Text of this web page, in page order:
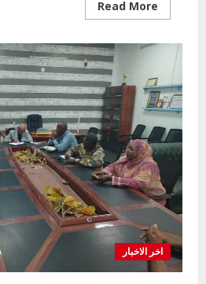
Read More
more
مدني
الكبرى
تحتفل
باليوم
العالمي
للبنت
اخر الاخبار
2
اخر الاخبار
التعليم الخاص
يعلن تخفيض
بنسبة15%
أغسطس 3, 2026
3
اخر الاخبار
وزير التربية
تأهيل معلمي مادة
ودمدني الكبرى
أغسطس 3, 2026
اخر الاخبار الاخبار